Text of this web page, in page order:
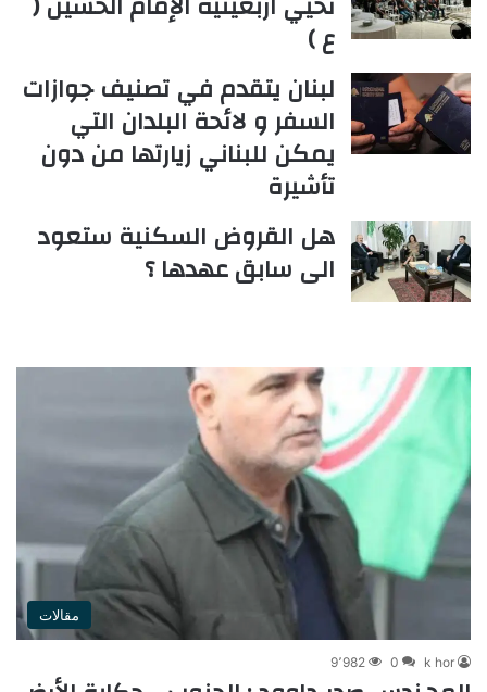
ع )
لبنان يتقدم في تصنيف جوازات
السفر و لائحة البلدان التي
يمكن للبناني زيارتها من دون
تأشيرة
هل القروض السكنية ستعود
الى سابق عهدها ؟
مقالات
k hor
0 9٬982